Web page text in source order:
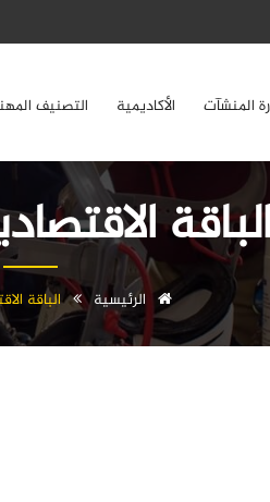
المنشآت الأكاديمية التصنيف
الرئيسية الباقة